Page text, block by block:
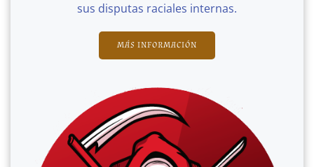
sus disputas raciales internas.
MÁS INFORMACIÓN